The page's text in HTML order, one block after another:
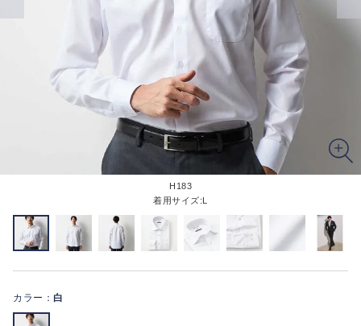
H183
着用サイズ:L
カラー： 白